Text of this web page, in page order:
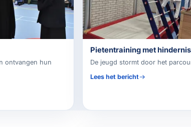
ontvangen hun
Pietentraining met
De jeugd stormt door het
Lees het bericht